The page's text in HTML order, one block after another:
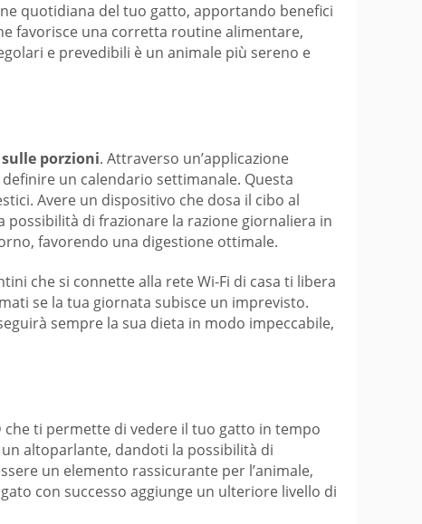
quotidiana del tuo gatto, apportando benefici
favorisce una corretta routine alimentare,
e prevedibili è un animale più sereno e
porzioni. Attraverso un’applicazione
un calendario settimanale. Questa
Avere un dispositivo che dosa il cibo al
di frazionare la razione giornaliera in
favorendo una digestione ottimale.
che si connette alla rete Wi-Fi di casa ti libera
se la tua giornata subisce un imprevisto.
sempre la sua dieta in modo impeccabile,
ti permette di vedere il tuo gatto in tempo
altoparlante, dandoti la possibilità di
un elemento rassicurante per l’animale,
con successo aggiunge un ulteriore livello di